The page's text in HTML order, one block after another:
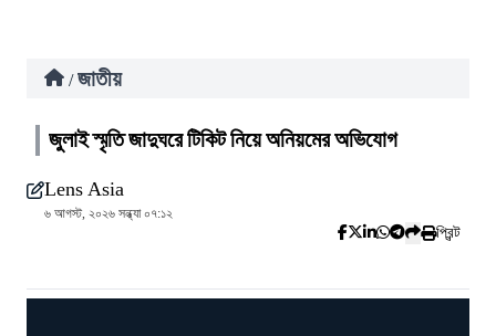
/ জাতীয়
জুলাই স্মৃতি জাদুঘরে টিকিট নিয়ে অনিয়মের অভিযোগ
Lens Asia
৬ আগস্ট, ২০২৬ সন্ধ্যা ০৭:১২
প্রিন্ট